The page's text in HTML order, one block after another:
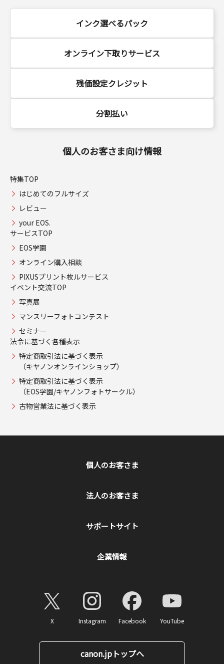
インク選べるパック
オンライン下取りサービス
残価設定クレジット
分割払い
個人のお客さま向け情報
特集TOP
はじめてのフルサイズ
レビュー
your EOS.
サービスTOP
EOS学園
オンライン購入相談
PIXUSプリント枚ルサービス
イベント交流TOP
写真展
マンスリーフォトコンテスト
セミナー
法令に基づく各種表示
特定商取引法に基づく表示
（キヤノンオンラインショップ）
特定商取引法に基づく表示
（EOS学園/キヤノンフォトサークル）
古物営業法に基づく表示
個人のお客さま
法人のお客さま
サポートサイト
企業情報
X Instagram Facebook YouTube
canon.jpトップへ